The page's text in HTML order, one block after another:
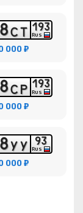
8СТ 193
RUS
000 ₽
8СР 193
RUS
000 ₽
8УУ 93
RUS
000 ₽